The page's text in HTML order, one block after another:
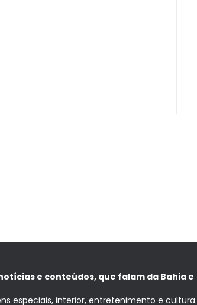
e conteúdos, que falam da Bahia e
especiais, interior, entretenimento e cultura.